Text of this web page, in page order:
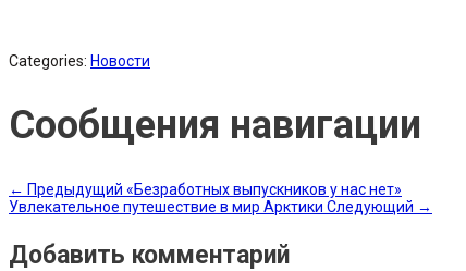
Categories: Новости
Сообщения навигации
← Предыдущий «Безработных выпускников у нас нет»
Увлекательное путешествие в мир Арктики Следующий →
Добавить комментарий